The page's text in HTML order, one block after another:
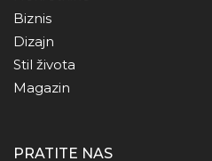
Biznis
Dizajn
Stil života
Magazin
PRATITE NAS